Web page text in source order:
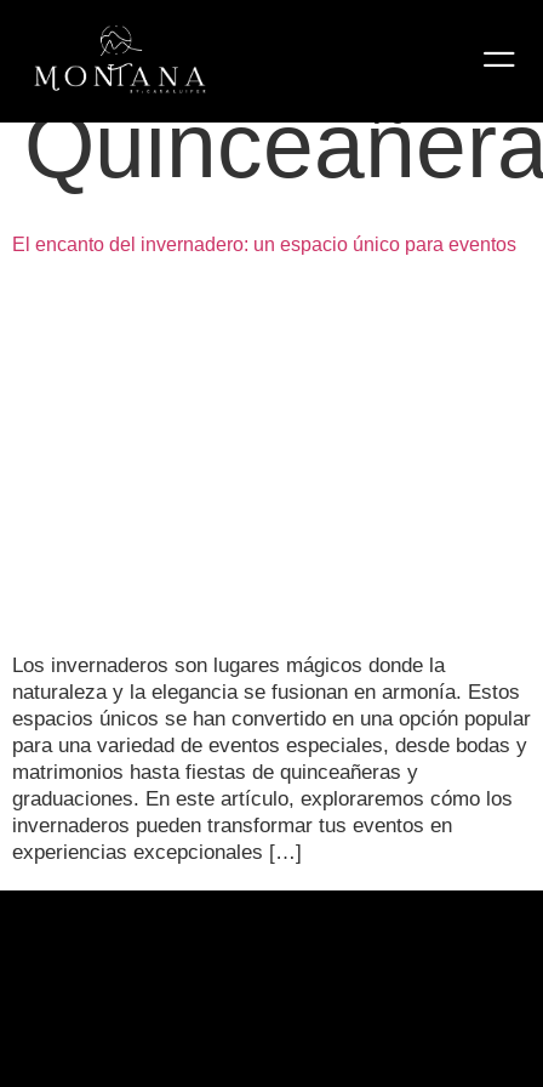
Etiqueta:
El encanto del invernadero: un espacio único para eventos
Los invernaderos son lugares mágicos donde la
naturaleza y la elegancia se fusionan en armonía. Estos
espacios únicos se han convertido en una opción popular
para una variedad de eventos especiales, desde bodas y
matrimonios hasta fiestas de quinceañeras y
graduaciones. En este artículo, exploraremos cómo los
invernaderos pueden transformar tus eventos en
experiencias excepcionales […]